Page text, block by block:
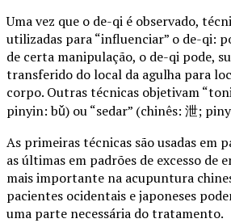
Uma vez que o de-qi é observado,
utilizadas para “influenciar” o de-qi:
de certa manipulação, o de-qi pode,
transferido do local da agulha para
corpo. Outras técnicas objetivam
pinyin: bǔ) ou “sedar” (chinês: 泄;
As primeiras técnicas são usadas em
as últimas em padrões de excesso de
mais importante na acupuntura
pacientes ocidentais e japoneses
uma parte necessária do tratamento.